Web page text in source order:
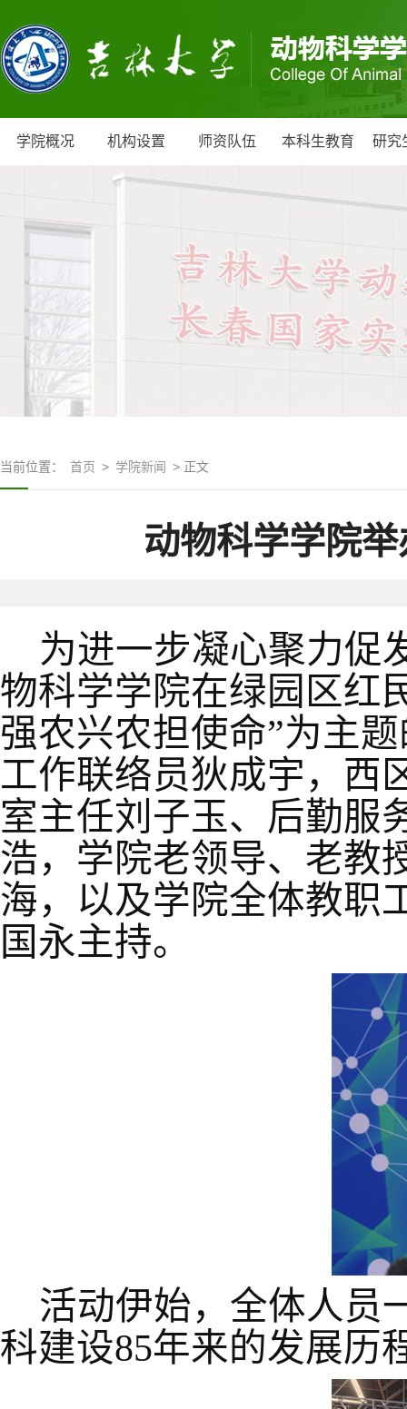
学院概况 机构设置 师资队伍 本科生教育 研究
当前位置： 首页 > 学院新闻 > 正文
动物科学学院
为进一步凝心聚力促
物科学学院在绿园区红
强农兴农担使命”为主
工作联络员狄成宇，西
室主任刘子玉、后勤服
浩，学院老领导、老教
海，以及学院全体教职
国永主持。
活动伊始，全体人员
科建设85年来的发展历